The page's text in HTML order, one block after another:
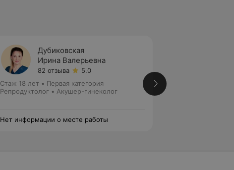
Дубиковская
Ирина Валерьевна
82 отзыва
5.0
Стаж 18 лет • Первая категория
Репродуктолог • Акушер-гинеколог
Нет информации о месте работы